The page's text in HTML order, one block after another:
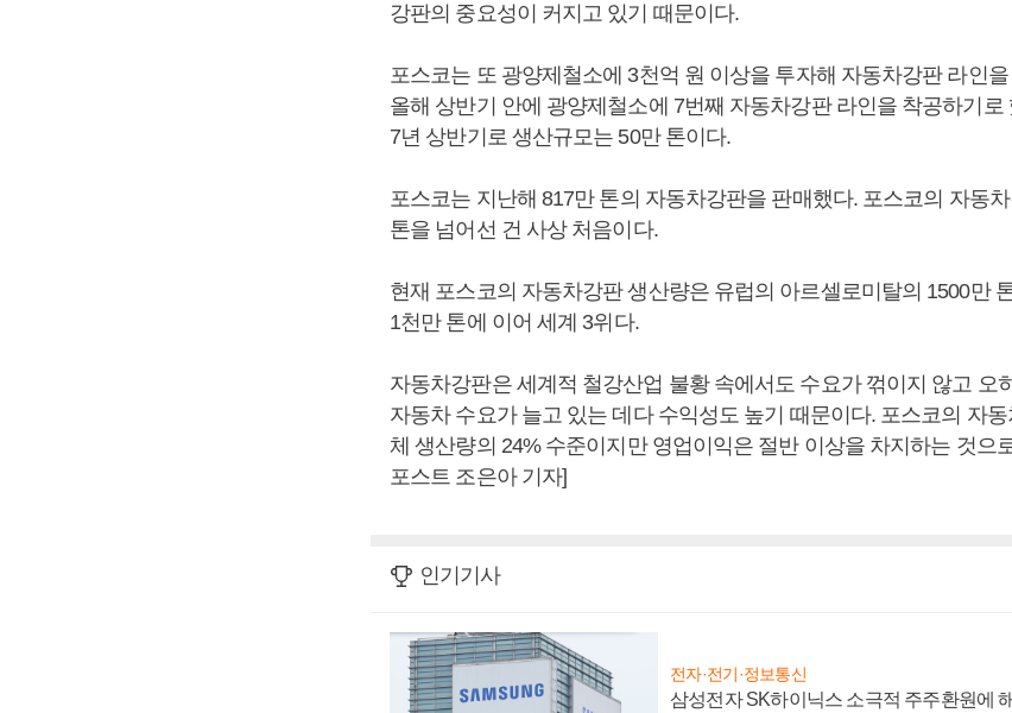
강판의 중요성이 커지고 있기 때문이다.
포스코는 또 광양제철소에 3천억 원 이상을 투자해 자동차강판 라인
올해 상반기 안에 광양제철소에 7번째 자동차강판 라인을 착공하기로
7년 상반기로 생산규모는 50만 톤이다.
포스코는 지난해 817만 톤의 자동차강판을 판매했다. 포스코의 자동
톤을 넘어선 건 사상 처음이다.
현재 포스코의 자동차강판 생산량은 유럽의 아르셀로미탈의 1500만
1천만 톤에 이어 세계 3위다.
자동차강판은 세계적 철강산업 불황 속에서도 수요가 꺾이지 않고 오
자동차 수요가 늘고 있는 데다 수익성도 높기 때문이다. 포스코의 자
체 생산량의 24% 수준이지만 영업이익은 절반 이상을 차지하는 것으
포스트 조은아 기자]
인기기사
전자·전기·정보통신
삼성전자 SK하이닉스 소극적 주주환원에